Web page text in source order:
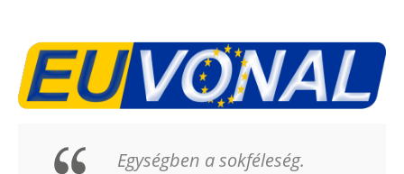
Egységben a sokféleség.